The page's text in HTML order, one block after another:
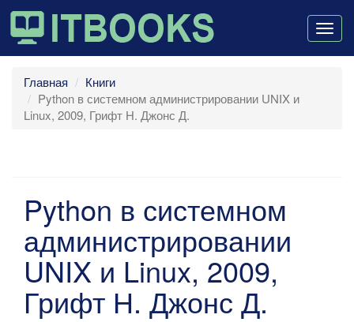
Главная
Книги
Python в системном администрировании UNIX и
Linux, 2009, Грифт Н. Джонс Д.
Python в системном
администрировании
UNIX и Linux, 2009,
Грифт Н. Джонс Д.